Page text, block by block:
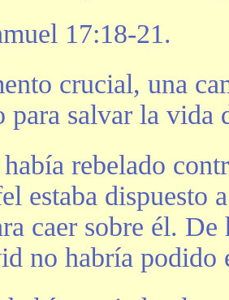
17:18-21.
crucial, una
para salvar la
rebelado
estaba dispuesto
caer sobre él.
no habría podido